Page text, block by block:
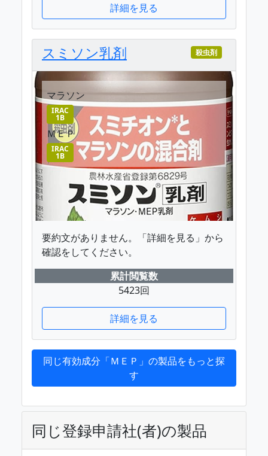
詳細を見る
スミソン乳剤 殺虫剤
マラソン
IRAC
1B
ＭＥＰ
IRAC
1B
要約文がありません。「詳細を見る」から
確認をしてください。
累計閲覧数
5423回
詳細を見る
同じ有効成分「ＭＥＰ」の製品をもっと探
す
同じ登録申請社(者)の製品